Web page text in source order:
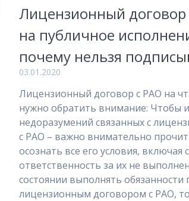
Лицензионный
на публичное
почему нельзя
03.01.2020
Лицензионный договор с РАО на
нужно обратить внимание: Чтобы
недоразумений связанных с
с РАО – важно внимательно
осознать все его условия, включая
ответственность за их не
состоянии выполнять
лицензионным договором с РАО,